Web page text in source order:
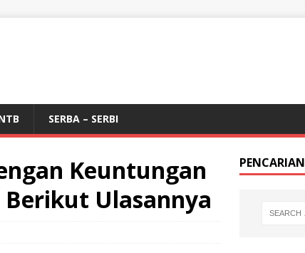
SERBA – SERBI
Keuntungan
Ulasannya
PENCARIAN